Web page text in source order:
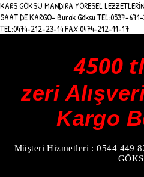
KARS GÖKSU MANDIRA YÖRESEL
SAAT DE KARGO- Burak Göksu TEL:0537-
TEL:0474-212-23-14 FAX:0474-212-11-17
4500
zeri
Kargo
Müşteri Hizmetleri : 0544 449